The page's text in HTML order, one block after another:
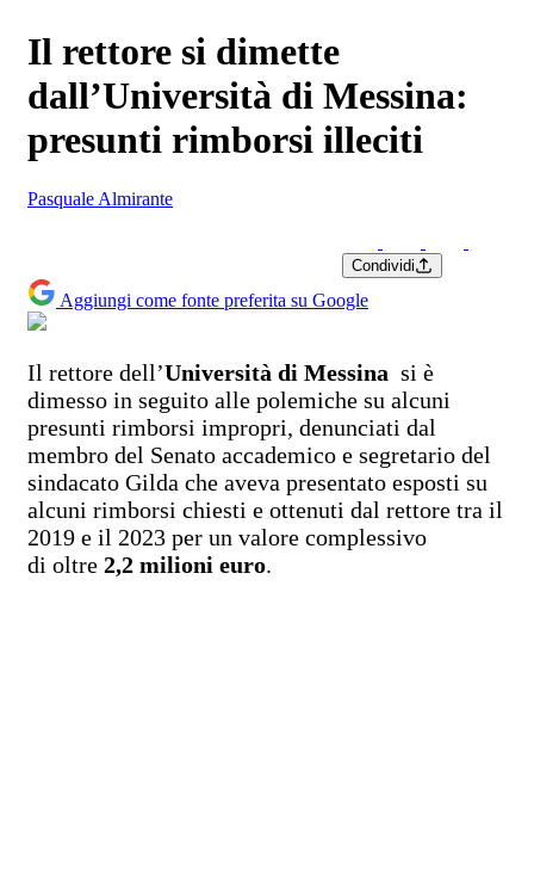
Il rettore si dimette
dall’Università di Messina:
presunti rimborsi illeciti
Pasquale Almirante
Condividi
Aggiungi come fonte preferita su Google
Il rettore dell’Università di Messina si è
dimesso in seguito alle polemiche su alcuni
presunti rimborsi impropri, denunciati dal
membro del Senato accademico e segretario del
sindacato Gilda che aveva presentato esposti su
alcuni rimborsi chiesti e ottenuti dal rettore tra il
2019 e il 2023 per un valore complessivo
di oltre 2,2 milioni euro.